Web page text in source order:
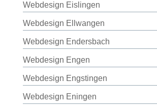
Webdesign Eislingen
Webdesign Ellwangen
Webdesign Endersbach
Webdesign Engen
Webdesign Engstingen
Webdesign Eningen